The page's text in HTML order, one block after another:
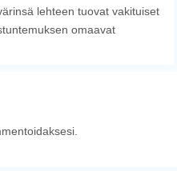
lehteen tuovat vakituiset
omaavat